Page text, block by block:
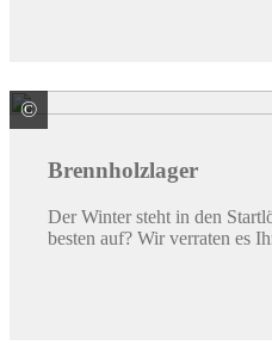
© © Maxim/
Brennholzlager
Der Winter steht in den
besten auf? Wir verraten es